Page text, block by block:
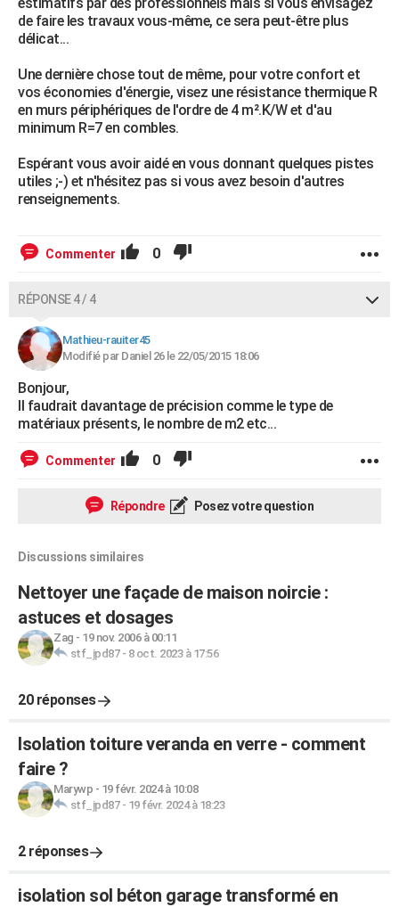
de faire les travaux vous-même, ce sera peut-être plus
délicat...
Une dernière chose tout de même, pour votre confort et
vos économies d'énergie, visez une résistance thermique R
en murs périphériques de l'ordre de 4 m².K/W et d'au
minimum R=7 en combles.
Espérant vous avoir aidé en vous donnant quelques pistes
utiles ;-) et n'hésitez pas si vous avez besoin d'autres
renseignements.
Commenter 0
RÉPONSE 4 / 4
Mathieu-rauiter45
Modifié par Daniel 26 le 22/05/2015 18:06
Bonjour,
Il faudrait davantage de précision comme le type de
matériaux présents, le nombre de m2 etc...
Commenter 0
Répondre Posez votre question
Discussions similaires
Nettoyer une façade de maison noircie :
astuces et dosages
Zag - 19 nov. 2006 à 00:11
stf_jpd87- 8 oct. 2023 à 17:56
20 réponses
Isolation toiture veranda en verre - comment
faire ?
Marywp - 19 févr. 2024 à 10:08
stf_jpd87- 19 févr. 2024 à 18:23
2 réponses
isolation sol béton garage transformé en